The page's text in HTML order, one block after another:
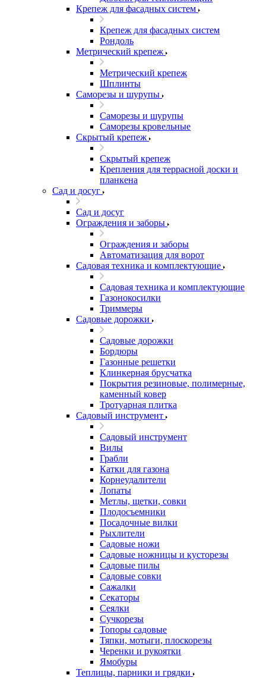
Крепеж для фасадных систем
Крепеж для фасадных систем
Рондоль
Метрический крепеж
Метрический крепеж
Шплинты
Саморезы и шурупы
Саморезы и шурупы
Саморезы кровельные
Скрытый крепеж
Скрытый крепеж
Крепления для террасной доски и
планкена
Сад и досуг
Сад и досуг
Ограждения и заборы
Ограждения и заборы
Автоматизация для ворот
Садовая техника и комплектующие
Садовая техника и комплектующие
Газонокосилки
Триммеры
Садовые дорожки
Садовые дорожки
Бордюры
Газонные решетки
Клинкерная брусчатка
Покрытия резиновые, полимерные,
каменный ковер
Тротуарная плитка
Садовый инструмент
Садовый инструмент
Вилы
Грабли
Катки для газона
Корнеудалители
Лопаты
Метлы, щетки, совки
Плодосъемники
Посадочные вилки
Рыхлители
Садовые ножи
Садовые ножницы и кусторезы
Садовые пилы
Садовые совки
Сажалки
Секаторы
Сеялки
Сучкорезы
Топоры садовые
Тяпки, мотыги, плоскорезы
Черенки и рукоятки
Ямобуры
Теплицы, парники и грядки